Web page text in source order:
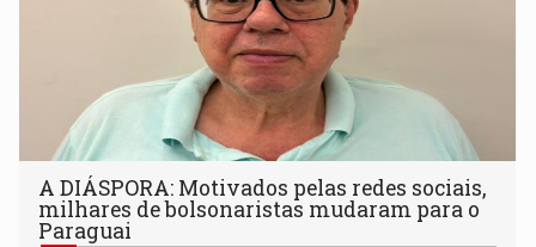
A DIÁSPORA: Motivados pelas redes sociais,
milhares de bolsonaristas mudaram para o
Paraguai